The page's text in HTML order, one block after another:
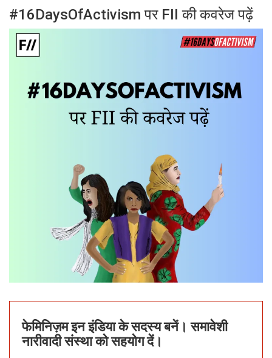
#16DaysOfActivism पर FII की कवरेज पढ़ें
फेमिनिज़म इन इंडिया के सदस्य बनें। समावेशी
नारीवादी संस्था को सहयोग दें।